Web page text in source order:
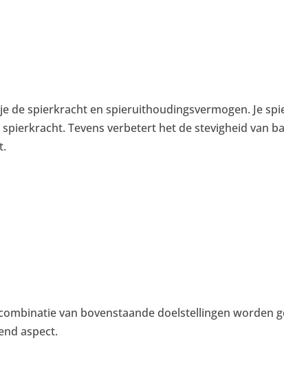
de spierkracht en spieruithoudingsvermogen. Je
Tevens verbetert het de stevigheid van
van bovenstaande doelstellingen worden
aspect.